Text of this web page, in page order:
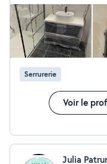
,,DÉMOLITION / Enlèvement
MÉTIER Tout les jours 7j/7 jours férié également
Horaires : 08:00 - 22:00 Au plaisir je vous rendrai
service
Serrurerie
Voir le
Julia